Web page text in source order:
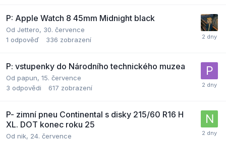
P: Apple Watch 8 45mm Midnight black
Od Jettero, 30. července
1 odpověď 336 zobrazení
P: vstupenky do Národního technického muzea
Od papun, 15. července
3 odpovědi 617 zobrazení
P- zimní pneu Continental s disky 215/60 R16 H
XL. DOT konec roku 25
Od nik, 24. července